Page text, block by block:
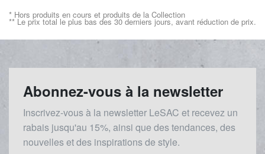
* Hors produits en cours et produits de la Collection
** Le prix total le plus bas des 30 derniers jours, avant réduction de prix.
Abonnez-vous à la newsletter
Inscrivez-vous à la newsletter LeSAC et recevez un
rabais jusqu'au 15%, ainsi que des tendances, des
nouvelles et des inspirations de style.